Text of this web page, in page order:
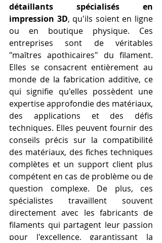
détaillants spécialisés en
impression 3D, qu'ils soient en ligne
ou en boutique physique. Ces
entreprises sont de véritables
"maîtres apothicaires" du filament.
Elles se consacrent entièrement au
monde de la fabrication additive, ce
qui signifie qu'elles possèdent une
expertise approfondie des matériaux,
des applications et des défis
techniques. Elles peuvent fournir des
conseils précis sur la compatibilité
des matériaux, des fiches techniques
complètes et un support client plus
compétent en cas de problème ou de
question complexe. De plus, ces
spécialistes travaillent souvent
directement avec les fabricants de
filaments qui partagent leur passion
pour l'excellence, garantissant la